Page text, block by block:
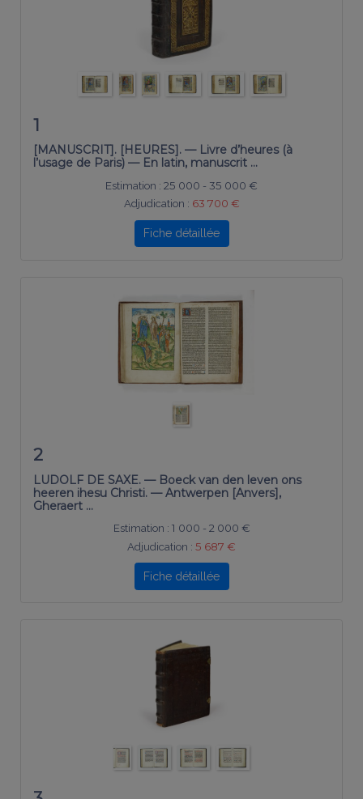
1
[MANUSCRIT]. [HEURES]. — Livre d’heures (à
l’usage de Paris) — En latin, manuscrit …
Estimation : 25 000 - 35 000 €
Adjudication : 63 700 €
Fiche détaillée
2
LUDOLF DE SAXE. — Boeck van den leven ons
heeren ihesu Christi. — Antwerpen [Anvers],
Gheraert …
Estimation : 1 000 - 2 000 €
Adjudication : 5 687 €
Fiche détaillée